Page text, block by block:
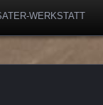
WERKSTATT